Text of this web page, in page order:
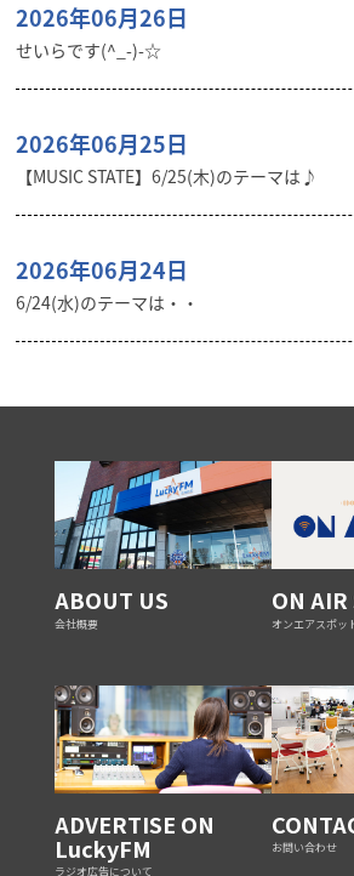
2026年06月26日
せいらです(^_-)-☆
2026年06月25日
【MUSIC STATE】6/25(木)のテーマは♪
2026年06月24日
6/24(水)のテーマは・・
ABOUT US
会社概要
ON AIR
オンエアスポッ
ADVERTISE ON
LuckyFM
ラジオ広告について
お問い合わせ